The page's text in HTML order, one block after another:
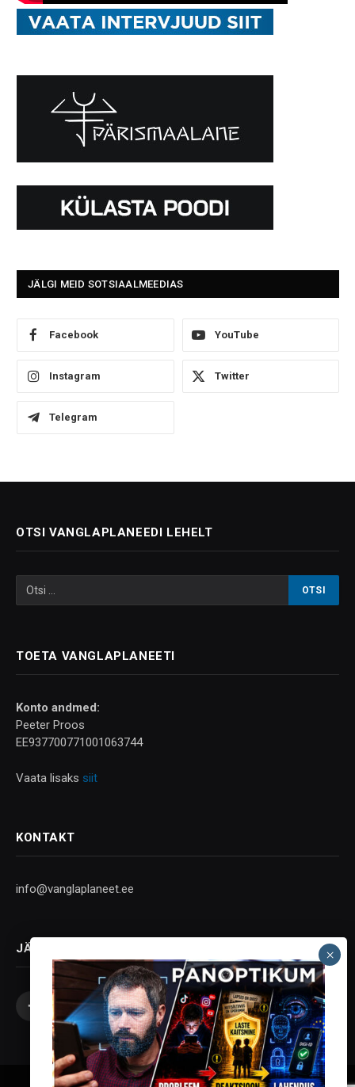
JÄLGI MEID SOTSIAALMEEDIAS
Facebook YouTube
Instagram Twitter
Telegram
OTSI VANGLAPLANEEDI LEHELT
TOETA VANGLAPLANEETI
Konto andmed:
Peeter Proos
EE937700771001063744
Vaata lisaks siit
KONTAKT
info@vanglaplaneet.ee
JÄLGI SOTSIAALMEEDIAS
Facebook
X
(Twitter)
InstagramYouTubeTelegram